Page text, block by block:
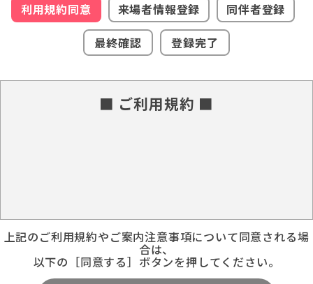
利用規約同意 来場者情報登録
同伴者登録
最終確認
登録完了
■ ご利用規約 ■
上記のご利用規約やご案内注意事項について同意される場
合は、
以下の［同意する］ボタンを押してください。